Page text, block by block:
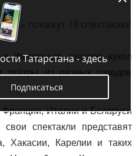
фестивале театров кукол
театры из разных городов
Франции, Италии и Беларуси
спектакли представят
Хакасии, Карелии и таких
Татарстана - здесь
Подписаться